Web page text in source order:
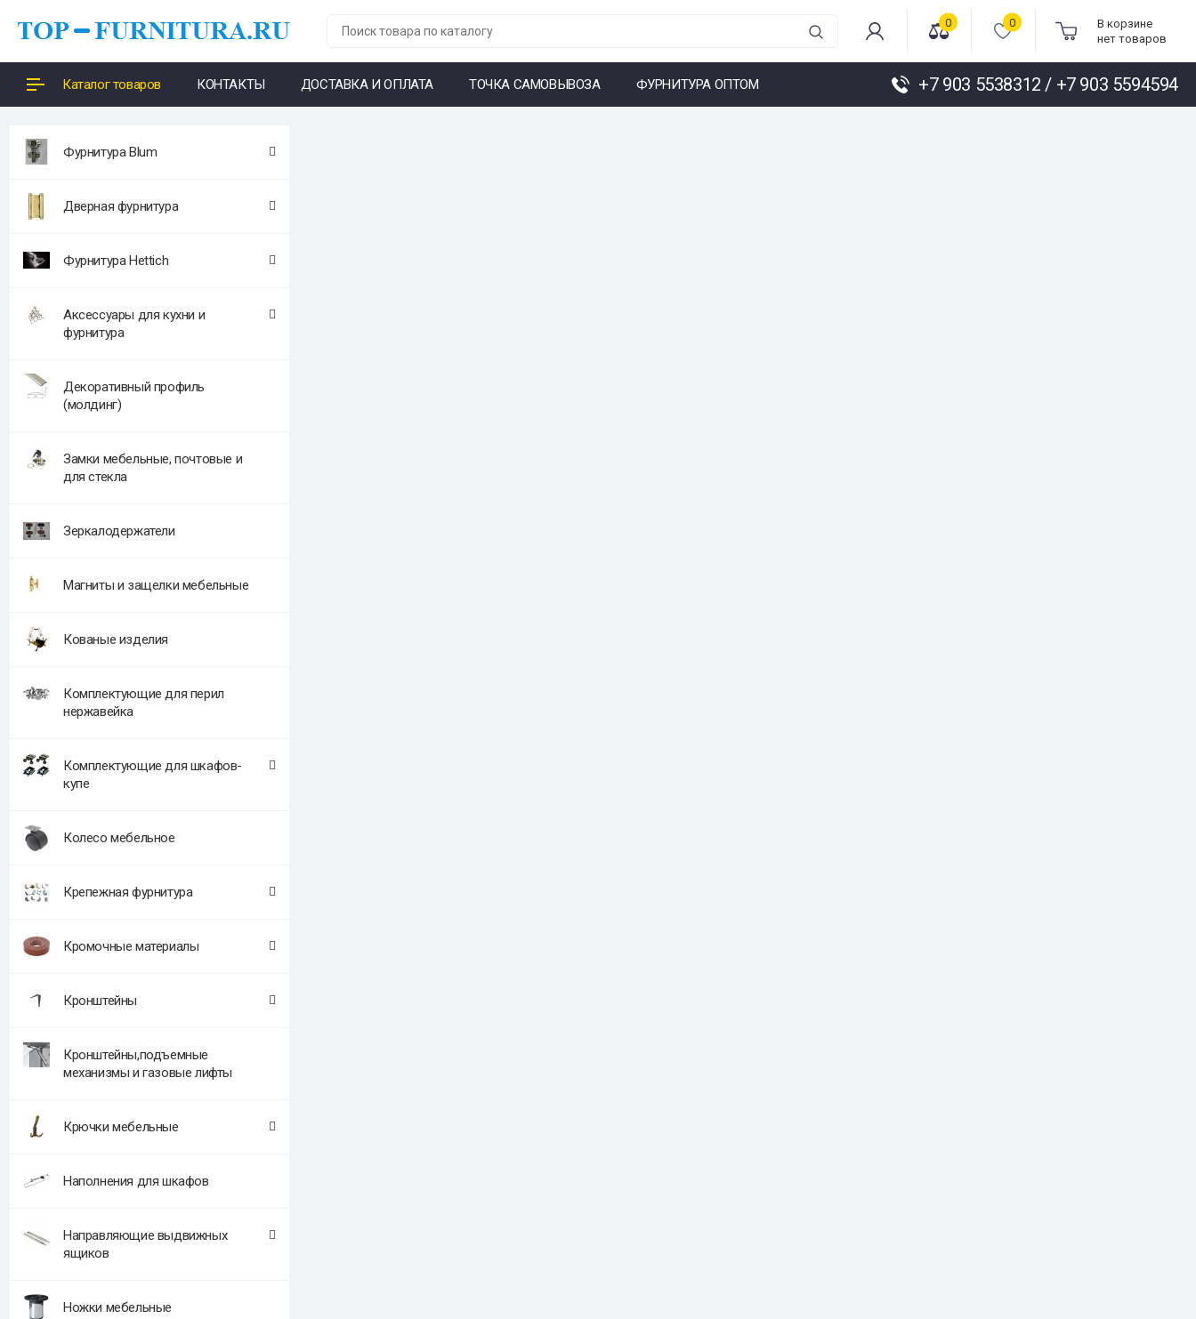
0 0
В корзине
нет товаров
Каталог товаров КОНТАКТЫ ДОСТАВКА И ОПЛАТА ТОЧКА САМОВЫВОЗА ФУРНИТУРА ОПТОМ +7 903 5538312 / +7 903 5594594
Фурнитура Blum
Дверная фурнитура
Фурнитура Hettich
Аксессуары для кухни и
фурнитура
Декоративный профиль
(молдинг)
Замки мебельные, почтовые и
для стекла
Зеркалодержатели
Магниты и защелки мебельные
Кованые изделия
Комплектующие для перил
нержавейка
Комплектующие для шкафов-
купе
Колесо мебельное
Крепежная фурнитура
Кромочные материалы
Кронштейны
Кронштейны,подъемные
механизмы и газовые лифты
Крючки мебельные
Наполнения для шкафов
Направляющие выдвижных
ящиков
Ножки мебельные